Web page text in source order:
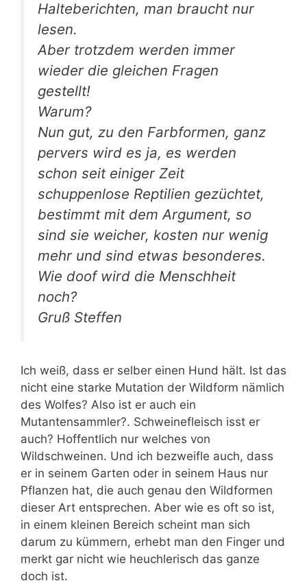
Halteberichten, man braucht nur
lesen.
Aber trotzdem werden immer
wieder die gleichen Fragen
gestellt!
Warum?
Nun gut, zu den Farbformen, ganz
pervers wird es ja, es werden
schon seit einiger Zeit
schuppenlose Reptilien gezüchtet,
bestimmt mit dem Argument, so
sind sie weicher, kosten nur wenig
mehr und sind etwas besonderes.
Wie doof wird die Menschheit
noch?
Gruß Steffen
Ich weiß, dass er selber einen Hund hält. Ist das
nicht eine starke Mutation der Wildform nämlich
des Wolfes? Also ist er auch ein
Mutantensammler?. Schweinefleisch isst er
auch? Hoffentlich nur welches von
Wildschweinen. Und ich bezweifle auch, dass
er in seinem Garten oder in seinem Haus nur
Pflanzen hat, die auch genau den Wildformen
dieser Art entsprechen. Aber wie es oft so ist,
in einem kleinen Bereich scheint man sich
darum zu kümmern, erhebt man den Finger und
merkt gar nicht wie heuchlerisch das ganze
doch ist.